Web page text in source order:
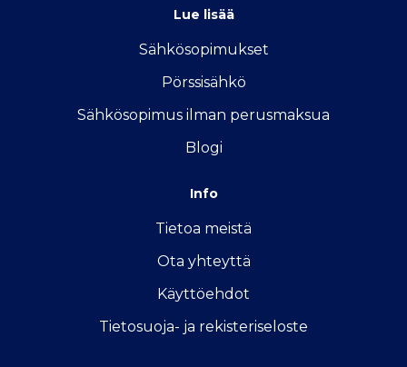
Lue lisää
Sähkösopimukset
Pörssisähkö
Sähkösopimus ilman perusmaksua
Blogi
Info
Tietoa meistä
Ota yhteyttä
Käyttöehdot
Tietosuoja- ja rekisteriseloste